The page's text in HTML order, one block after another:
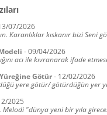
07/2026
Karanlıklar kıskanır bizi Seni
-09/04/2026
acı ile kıvranarak ifade
Götür- 12/02/2026
yere götür/ götürdüğün yer
2025
Melodi "dünya yeni bir yıla